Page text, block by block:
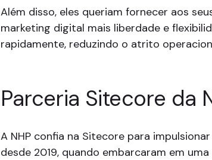
Além disso, eles queriam fornecer aos
marketing digital mais liberdade e
rapidamente, reduzindo o atrito
Parceria Sitecore da
A NHP confia na Sitecore para
desde 2019, quando embarcaram em